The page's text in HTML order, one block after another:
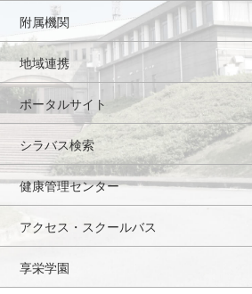
附属機関
地域連携
ポータルサイト
シラバス検索
健康管理センター
アクセス・スクールバス
享栄学園